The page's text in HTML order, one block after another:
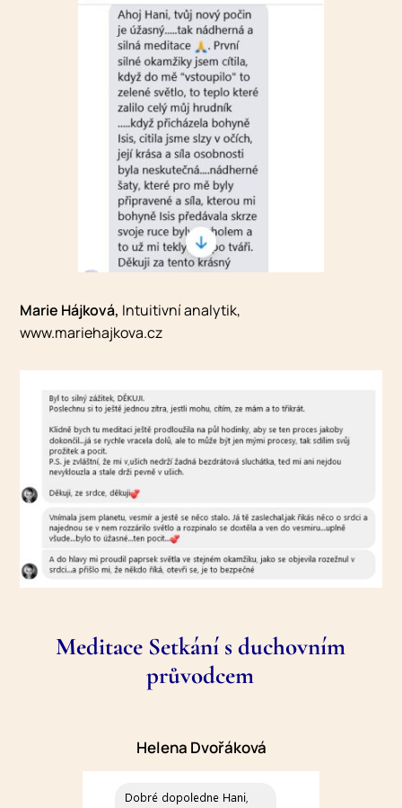
Marie Hájková, Intuitivní analytik,
www.mariehajkova.cz
Meditace Setkání s duchovním
průvodcem
Helena Dvořáková